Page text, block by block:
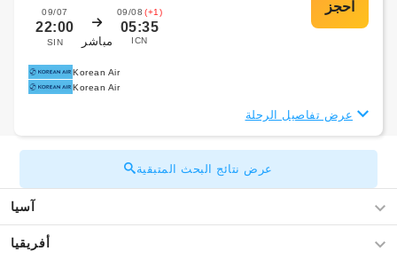
09/07
22:00
SIN مباشر
09/08 (+1)
05:35
ICN
Korean Air
Korean Air
عرض تفاصيل الرحلة
عرض نتائج البحث المتبقية
آسيا
أفريقيا